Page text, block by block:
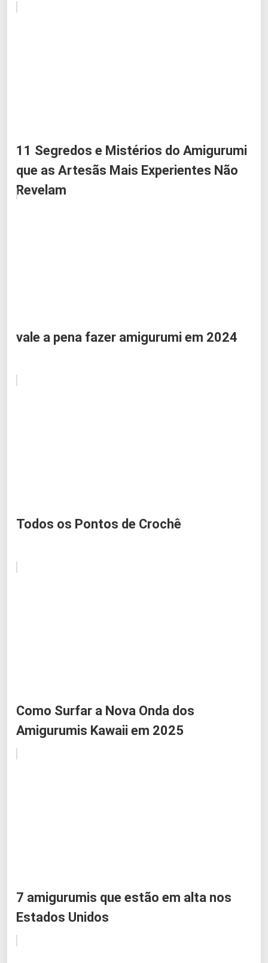
11 Segredos e Mistérios do Amigurumi
que as Artesãs Mais Experientes Não
Revelam
vale a pena fazer amigurumi em 2024
Todos os Pontos de Crochê
Como Surfar a Nova Onda dos
Amigurumis Kawaii em 2025
7 amigurumis que estão em alta nos
Estados Unidos